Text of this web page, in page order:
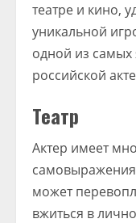
театре и кино,
уникальной
одной из
российской
Театр
Актер имеет
может
вжиться в